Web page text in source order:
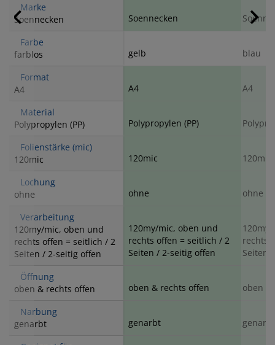
Marke
Soennecken
Soennecken
Farbe
farblos
gelb blau
Format
A4
A4 A4
Material
Polypropylen (PP)
Polypropylen (PP)
Folienstärke (mic)
120mic
120mic 120mic
Lochung
ohne
ohne ohne
Verarbeitung
120my/mic, oben und
rechts offen = seitlich / 2
Seiten / 2-seitig offen
120my/mic, oben und
rechts offen = seitlich / 2
Seiten / 2-seitig offen
rechts
Seiten
Öffnung
oben & rechts offen
oben & rechts offen oben &
Narbung
genarbt
genarbt genarbt